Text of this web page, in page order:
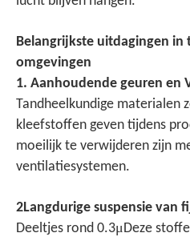
Belangrijkste uitdagingen in
omgevingen
1. Aanhoudende geuren en
Tandheelkundige materialen
kleefstoffen geven tijdens
moeilijk te verwijderen zijn
ventilatiesystemen.
2Langdurige suspensie van
Deeltjes rond 0.3μDeze